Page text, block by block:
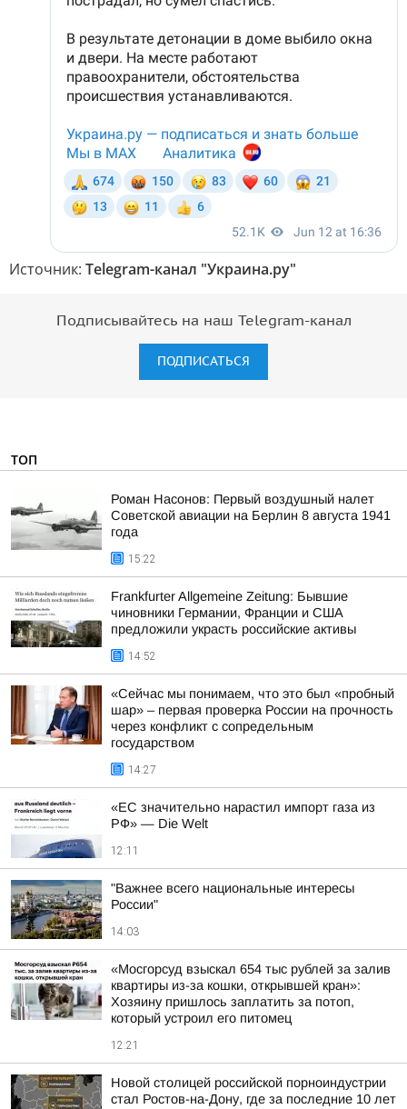
Источник: Telegram-канал "Украина.ру"
Подписывайтесь на наш Telegram-канал
ПОДПИСАТЬСЯ
ТОП
Роман Насонов: Первый воздушный налет
Советской авиации на Берлин 8 августа 1941
года
15:22
Frankfurter Allgemeine Zeitung: Бывшие
чиновники Германии, Франции и США
предложили украсть российские активы
14:52
«Сейчас мы понимаем, что это был «пробный
шар» – первая проверка России на прочность
через конфликт с сопредельным
государством
14:27
«ЕС значительно нарастил импорт газа из
РФ» — Die Welt
12:11
"Важнее всего национальные интересы
России"
14:03
«Мосгорсуд взыскал 654 тыс рублей за залив
квартиры из-за кошки, открывшей кран»:
Хозяину пришлось заплатить за потоп,
который устроил его питомец
12:21
Новой столицей российской порноиндустрии
стал Ростов-на-Дону, где за последние 10 лет